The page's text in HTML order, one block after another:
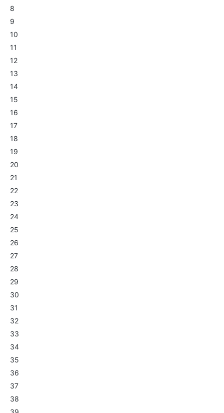
8
9
10
11
12
13
14
15
16
17
18
19
20
21
22
23
24
25
26
27
28
29
30
31
32
33
34
35
36
37
38